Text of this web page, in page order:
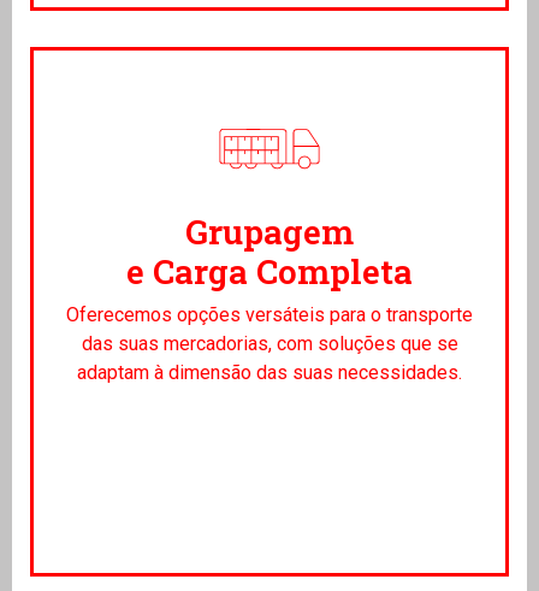
Grupagem
e Carga Completa
Oferecemos opções versáteis para o transporte
das suas mercadorias, com soluções que se
adaptam à dimensão das suas necessidades.